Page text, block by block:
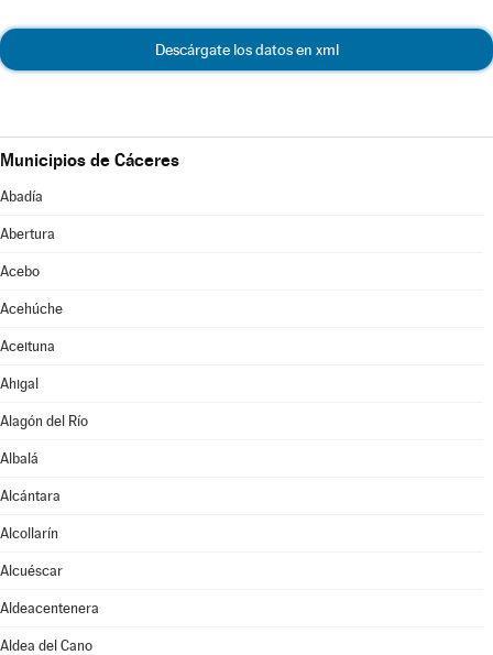
Descárgate los datos en xml
Municipios de Cáceres
Abadía
Abertura
Acebo
Acehúche
Aceituna
Ahigal
Alagón del Río
Albalá
Alcántara
Alcollarín
Alcuéscar
Aldeacentenera
Aldea del Cano